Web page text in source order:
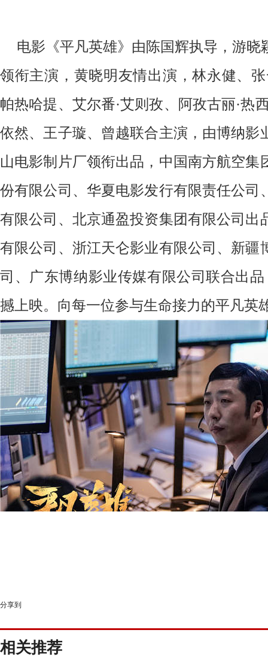
电影《平凡英雄》由陈国辉执导，游晓
领衔主演，黄晓明友情出演，林永健、
帕热哈提、艾尔番·艾则孜、阿孜古丽·热
依然、王子璇、曾越联合主演， 由博纳影
山电影制片厂领衔出品，中国南方航空集
份有限公司、华夏电影发行有限责任公司
有限公司、北京通盈投资集团有限公司出
有限公司、浙江天仑影业有限公司、新疆
司、广东博纳影业传媒有限公司联合出
撼上映。 向每一位参与生命接力的平凡英
分享到
相关推荐